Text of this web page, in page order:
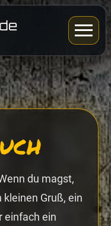
Menü
öffnen
du magst,
Gruß, ein
einfach ein